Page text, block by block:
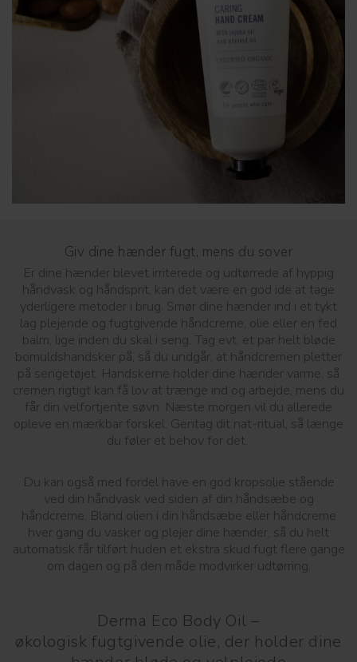
Giv dine hænder fugt, mens du sover
Er dine hænder blevet irriterede og udtørrede af hyppig
håndvask og håndsprit, kan det være en god ide at tage
yderligere metoder i brug. Smør dine hænder ind i et tykt
lag plejende og fugtgivende håndcreme, olie eller en fed
balm, lige inden du skal i seng. Tag evt. et par helt bløde
bomuldshandsker på, så du undgår, at håndcremen pletter
på sengetøjet. Handskerne holder dine hænder varme, så
cremen rigtigt kan få lov at trænge ind og arbejde, mens du
får din velfortjente søvn. Næste morgen vil du allerede
opleve en mærkbar forskel. Gentag dit nat-ritual, så længe
du føler et behov for det.
Du kan også med fordel have en god kropsolie stående
ved din håndvask ved siden af din håndsæbe og
håndcreme. Bland olien i din håndsæbe eller håndcreme
hver gang du vasker og plejer dine hænder, så du helt
automatisk får tilført huden et ekstra skud fugt flere gange
om dagen og på den måde modvirker udtørring.
Derma Eco Body Oil –
økologisk fugtgivende olie, der holder dine